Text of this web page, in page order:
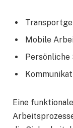
Mobile
Persönliche
Eine